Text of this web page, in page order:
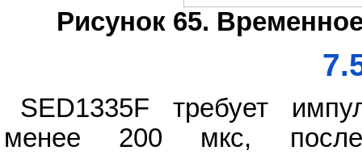
Рисунок 65.
SED1335F требует
менее 200 мкс,